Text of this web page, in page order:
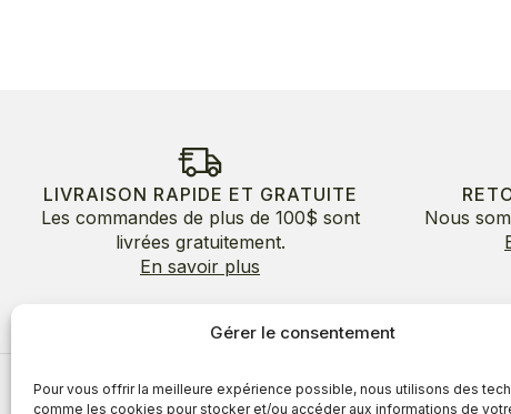
Gérer le consentement
Pour vous offrir la meilleure expérience possible, nous utilisons des
comme les cookies pour stocker et/ou accéder aux informations de
LIVRAISON RAPIDE ET GRATUITE
Les commandes de plus de 100$ sont
livrées gratuitement.
En savoir plus
Nous
À propos